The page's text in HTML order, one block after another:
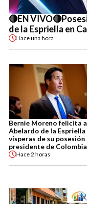
🔴EN
de la Espriella en
Haceuna hora
Bernie Moreno felicita a
Abelardo de la Espriella
vísperas de su posesión
presidente de Colombia
Hace2 horas